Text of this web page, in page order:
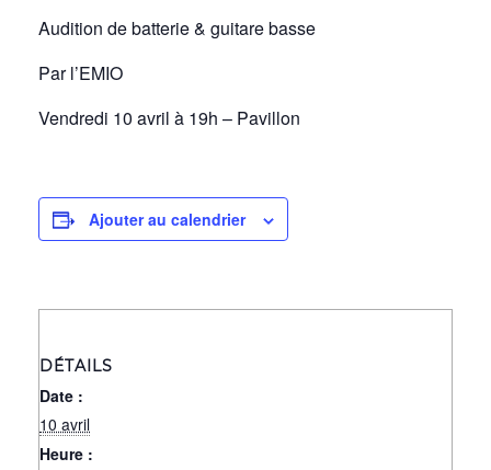
Audition de batterie & guitare basse
Par l’EMIO
Vendredi 10 avril à 19h – Pavillon
Ajouter au calendrier
DÉTAILS
Date :
10 avril
Heure :